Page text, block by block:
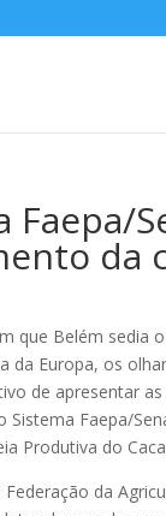
Faepa/
da
que Belém sedia
da Europa, os
de apresentar
Sistema Faepa/
Produtiva do
da